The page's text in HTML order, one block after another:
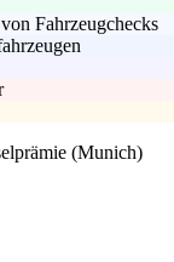
Fahrzeugchecks
(Munich)